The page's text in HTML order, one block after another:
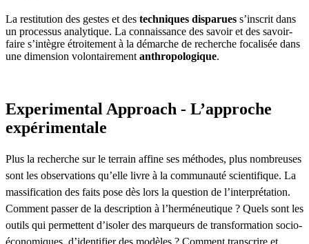
La restitution des gestes et des techniques disparues s’inscrit dans
un processus analytique. La connaissance des savoir et des savoir-
faire s’intègre étroitement à la démarche de recherche focalisée dans
une dimension volontairement anthropologique.
Experimental Approach - L’approche
expérimentale
Plus la recherche sur le terrain affine ses méthodes, plus nombreuses
sont les observations qu’elle livre à la communauté scientifique. La
massification des faits pose dès lors la question de l’interprétation.
Comment passer de la description à l’herméneutique ? Quels sont les
outils qui permettent d’isoler des marqueurs de transformation socio-
économiques, d’identifier des modèles ? Comment transcrire et